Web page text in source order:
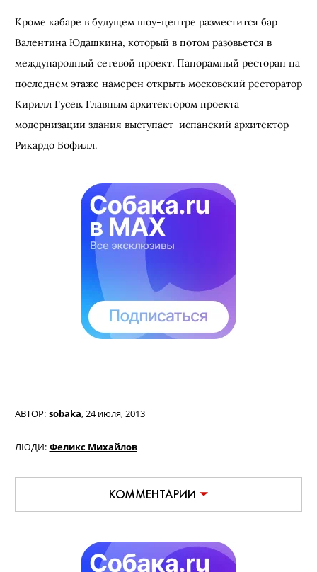
Кроме кабаре в будущем шоу-центре разместится бар
Валентина Юдашкина, который в потом разовьется в
международный сетевой проект. Панорамный ресторан на
последнем этаже намерен открыть московский ресторатор
Кирилл Гусев. Главным архитектором проекта
модернизации здания выступает испанский архитектор
Рикардо Бофилл.
АВТОР: sobaka,24 июля, 2013
ЛЮДИ: Феликс Михайлов
КОММЕНТАРИИ